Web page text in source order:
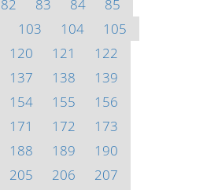
82 83 84
85
103 104
105
120 121
122
137 138
139
154 155
156
171 172
173
188 189
190
205 206 207